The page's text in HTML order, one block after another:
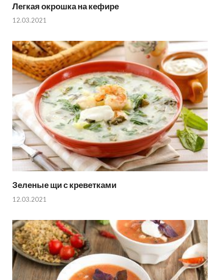
Легкая окрошка на кефире
12.03.2021
Зеленые щи с креветками
12.03.2021